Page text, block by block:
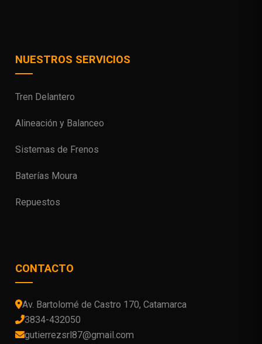
NUESTROS SERVICIOS
Tren Delantero
Alineación y Balanceo
Sistemas de Frenos
Baterías Moura
Repuestos
CONTACTO
Av. Bartolomé de Castro 170, Catamarca
3834-432050
gutierrezsrl87@gmail.com